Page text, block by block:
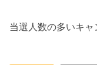
当選人数の多いキ